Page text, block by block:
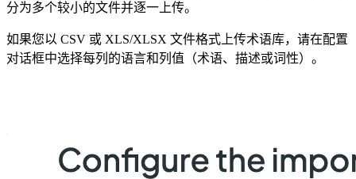
分为多个较小的文件并逐一上传。
如果您以 CSV 或 XLS/XLSX 文件格式上传术语库，请在配置
对话框中选择每列的语言和列值（术语、描述或词性）。